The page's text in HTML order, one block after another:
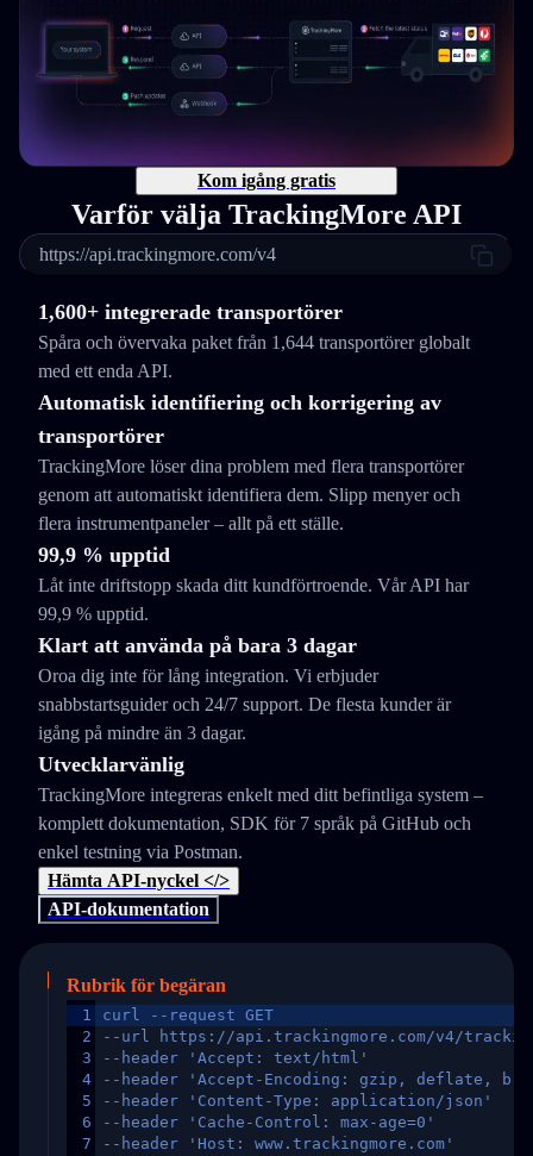
Kom igång gratis
Varför välja TrackingMore API
https://api.trackingmore.com/v4
1,600+ integrerade transportörer
Spåra och övervaka paket från 1,644 transportörer globalt
med ett enda API.
Automatisk identifiering och korrigering av
transportörer
TrackingMore löser dina problem med flera transportörer
genom att automatiskt identifiera dem. Slipp menyer och
flera instrumentpaneler – allt på ett ställe.
99,9 % upptid
Låt inte driftstopp skada ditt kundförtroende. Vår API har
99,9 % upptid.
Klart att använda på bara 3 dagar
Oroa dig inte för lång integration. Vi erbjuder
snabbstartsguider och 24/7 support. De flesta kunder är
igång på mindre än 3 dagar.
Utvecklarvänlig
TrackingMore integreras enkelt med ditt befintliga system –
komplett dokumentation, SDK för 7 språk på GitHub och
enkel testning via Postman.
Hämta API-nyckel </>
API-dokumentation
Rubrik för begäran
1
2
3
4
5
6
7
curl --request GET
--url https://api.trackingmore.com/v4/trackings/
--header 'Accept: text/html'
--header 'Accept-Encoding: gzip, deflate,
--header 'Content-Type: application/json'
--header 'Cache-Control: max-age=0'
--header 'Host: www.trackingmore.com'